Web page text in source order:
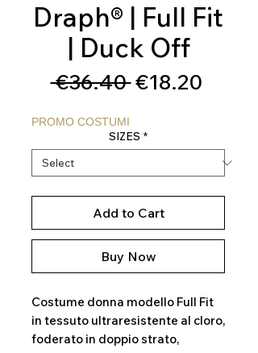
Draph® | Full Fit
| Duck Off
€36.40 Regular
€18.20Sale
PROMO COSTUMI
SIZES *
Add to Cart
Buy Now
Costume donna modello Full Fit
in tessuto ultraresistente al cloro,
foderato in doppio strato,